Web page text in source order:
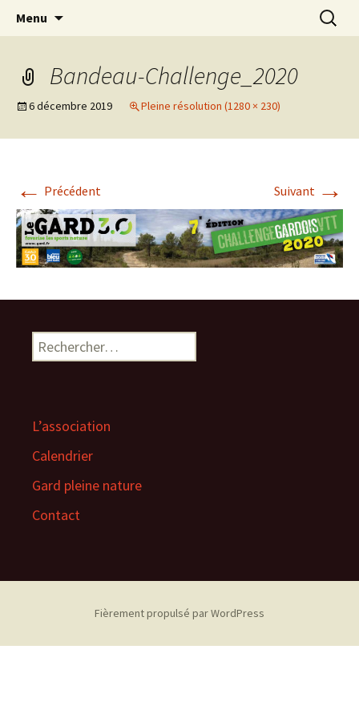
Challenge Gardois VTT
Le site pour tout savoir sur le Challenge VTT
du Gard
Menu
Bandeau-Challenge_2020
6 décembre 2019 Pleine résolution (1280 × 230)
← Précédent Suivant →
Rechercher :
L’association
Calendrier
Gard pleine nature
Contact
Fièrement propulsé par WordPress